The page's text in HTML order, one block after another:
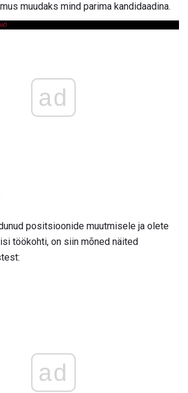
muudaks mind parima kandidaadina.
ad
positsioonide muutmisele ja olete
töökohti, on siin mõned näited
ad